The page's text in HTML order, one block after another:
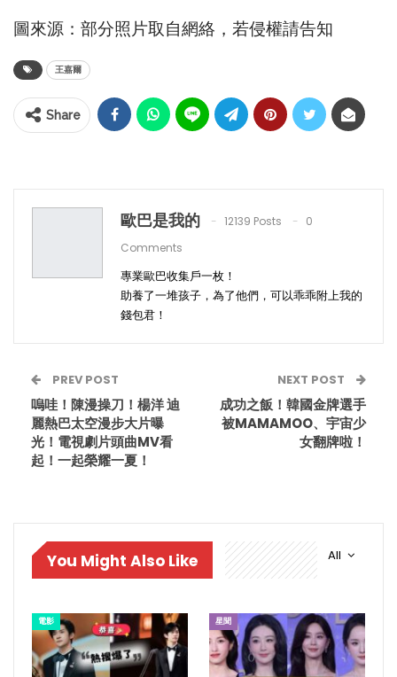
圖來源：部分照片取自網絡，若侵權請告知
王嘉爾
Share
歐巴是我的 12139 Posts
0
Comments
專業歐巴收集戶一枚！
助養了一堆孩子，為了他們，可以乖乖附上我的
錢包君！
PREV POST
嗚哇！陳漫操刀！楊洋 迪
麗熱巴太空漫步大片曝
光！電視劇片頭曲MV看
起！一起榮耀一夏！
NEXT POST
成功之飯！韓國金牌選手
被MAMAMOO、宇宙少
女翻牌啦！
All
You Might Also Like
電影 星聞